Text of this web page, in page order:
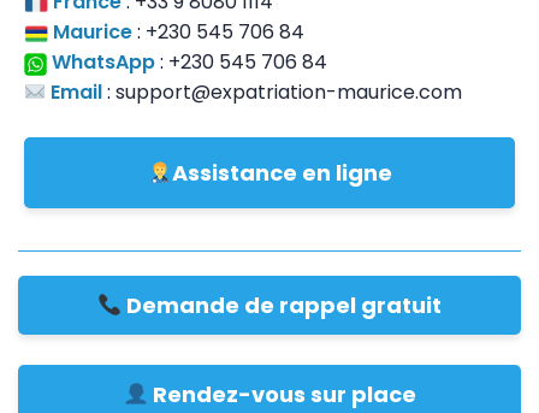
Maurice: +230 545 706 84
WhatsApp: +230 545 706 84
Email:support@expatriation-maurice.com
Assistance en ligne
Demande de rappel gratuit
Rendez-vous sur place